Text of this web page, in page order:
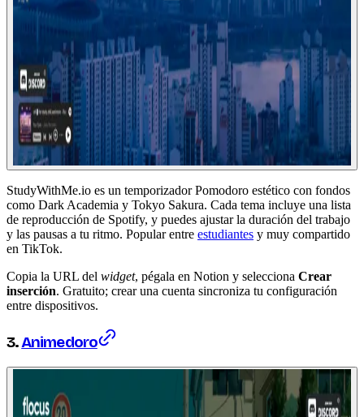
StudyWithMe.io es un temporizador Pomodoro estético con fondos
como Dark Academia y Tokyo Sakura. Cada tema incluye una lista
de reproducción de Spotify, y puedes ajustar la duración del trabajo
y las pausas a tu ritmo. Popular entre estudiantes y muy compartido
en TikTok.
Copia la URL del widget, pégala en Notion y selecciona Crear
inserción. Gratuito; crear una cuenta sincroniza tu configuración
entre dispositivos.
3.Animedoro